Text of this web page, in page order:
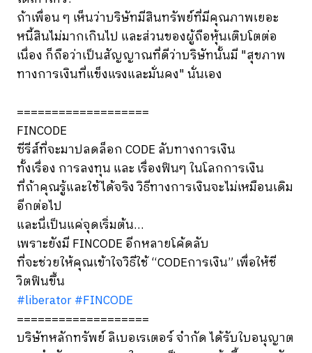
ถ้าเพื่อน ๆ เห็นว่าบริษัทมีสินทรัพย์ที่มีคุณภาพเยอะ
หนี้สินไม่มากเกินไป และส่วนของผู้ถือหุ้นเติบโตต่อ
เนื่อง ก็ถือว่าเป็นสัญญาณที่ดีว่าบริษัทนั้นมี "สุขภาพ
ทางการเงินที่แข็งแรงและมั่นคง" นั่นเอง
===================
FINCODE
ซีรีส์ที่จะมาปลดล็อก CODE ลับทางการเงิน
ทั้งเรื่อง การลงทุน และ เรื่องฟินๆ ในโลกการเงิน
ที่ถ้าคุณรู้และใช้ได้จริง วิธีทางการเงินจะไม่เหมือนเดิม
อีกต่อไป
และนี่เป็นแค่จุดเริ่มต้น…
เพราะยังมี FINCODE อีกหลายโค้ดลับ
ที่จะช่วยให้คุณเข้าใจวิธีใช้ “CODEการเงิน” เพื่อให้ชี
วิตฟินขึ้น
#liberator#FINCODE
===================
บริษัทหลักทรัพย์ ลิเบอเรเตอร์ จำกัด ได้รับใบอนุญาต